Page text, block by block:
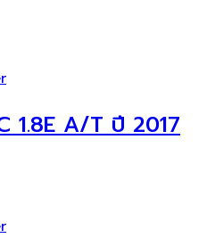
1.8E A/T ปี 2017